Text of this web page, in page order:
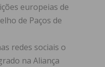
europeias de
de Paços de
redes sociais o
na Aliança